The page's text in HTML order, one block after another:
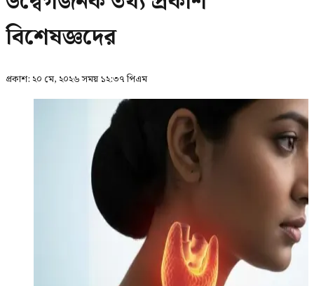
বিশেষজ্ঞদের
প্রকাশ: ২০ মে, ২০২৬ সময় ১২:৩৭ পিএম